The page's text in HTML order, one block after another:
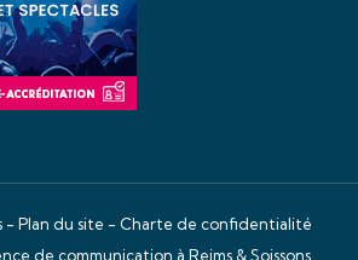
- Plan du site - Charte de confidentialité
de communication à Reims & Soissons